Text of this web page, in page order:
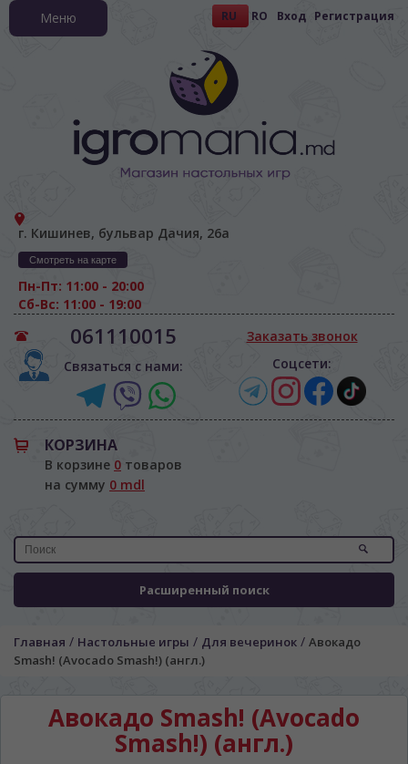
RU RO Вход Регистрация
г. Кишинев, бульвар Дачия, 26а
Смотреть на карте
Пн-Пт: 11:00 - 20:00
Сб-Вс: 11:00 - 19:00
061110015
Связаться с нами:
Заказать звонок
Соцсети:
КОРЗИНА
В корзине 0 товаров
на сумму 0 mdl
Расширенный поиск
Меню
Главная / Настольные игры / Для вечеринок / Авокадо
Smash! (Avocado Smash!) (англ.)
Авокадо Smash! (Avocado
Smash!) (англ.)